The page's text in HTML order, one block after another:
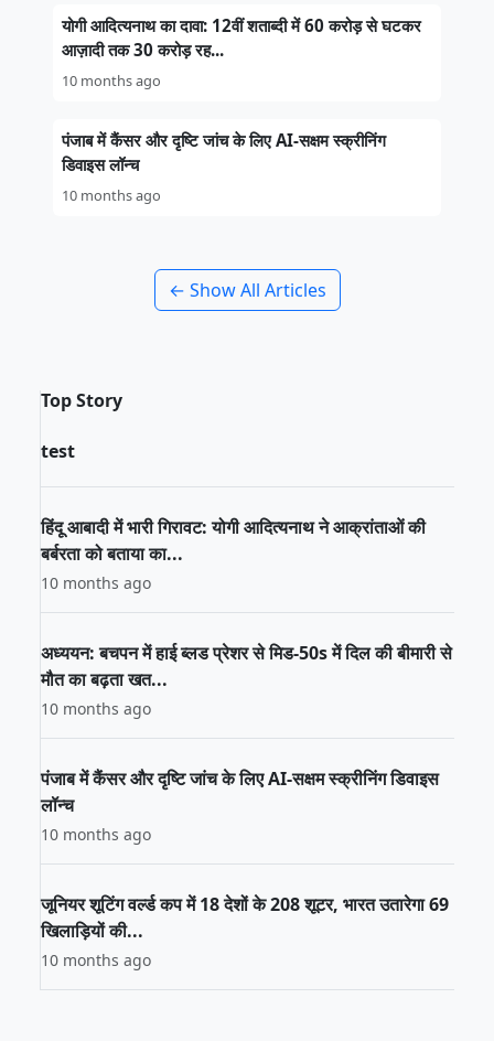
योगी आदित्यनाथ का दावा: 12वीं शताब्दी में 60 करोड़ से घटकर
आज़ादी तक 30 करोड़ रह...
10 months ago
पंजाब में कैंसर और दृष्टि जांच के लिए AI-सक्षम स्क्रीनिंग
डिवाइस लॉन्च
10 months ago
← Show All Articles
Top Story
test
हिंदू आबादी में भारी गिरावट: योगी आदित्यनाथ ने आक्रांताओं की
बर्बरता को बताया का...
10 months ago
अध्ययन: बचपन में हाई ब्लड प्रेशर से मिड-50s में दिल की बीमारी से
मौत का बढ़ता खत...
10 months ago
पंजाब में कैंसर और दृष्टि जांच के लिए AI-सक्षम स्क्रीनिंग डिवाइस
लॉन्च
10 months ago
जूनियर शूटिंग वर्ल्ड कप में 18 देशों के 208 शूटर, भारत उतारेगा 69
खिलाड़ियों की...
10 months ago